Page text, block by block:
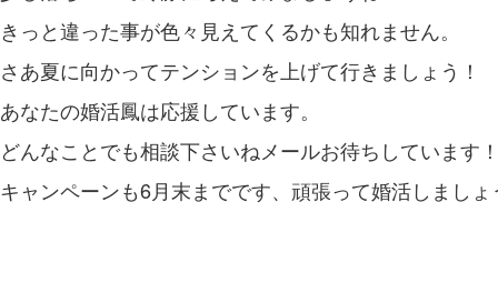
きっと違った事が色々見えてくるかも知れません。
さあ夏に向かってテンションを上げて行きましょう！
あなたの婚活鳳は応援しています。
どんなことでも相談下さいねメールお待ちしています！
キャンペーンも6月末までです、頑張って婚活しましょ